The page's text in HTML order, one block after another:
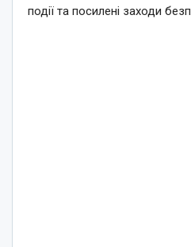
події та посилені заходи